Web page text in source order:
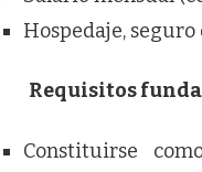
Hospedaje,
Requisitos
Constituirse